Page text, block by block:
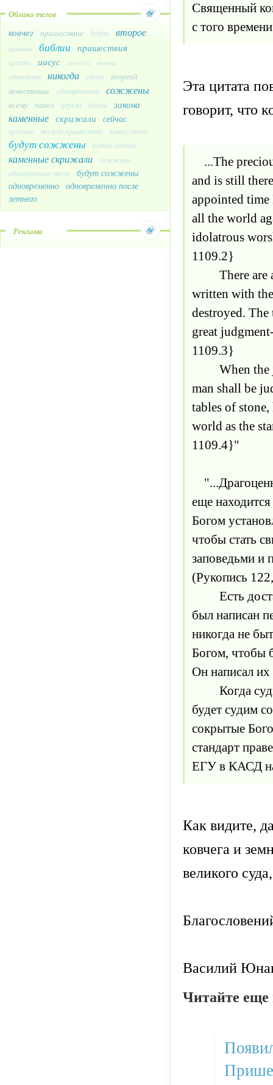
Облако тегов
ковчег пришествие будут второе
времени библии пришествия
христа иисус господь завета
станислав никогда света
георгий
нечестивые
одновременно сожжены
всему павел церкви богом закона
каменные скрижали сейчас
христос второе пришествие конец света
будут сожжены ковчег завета
каменные скрижали
сожжены
одновременно после
будут сожжены
одновременно одновременно после
летнего
Реклама
Священный
с того
Эта цитата
говорит, что
...The
and is still
appointed
all the world
idolatrous
1109.2}
There are
written with
destroyed.
great
1109.3}
When the
man shall be
tables of
world as the
1109.4}"
еще
Богом
чтобы стать
заповедьми и
(Рукопись
Есть
был написан
никогда не
Богом, чтобы
Он написал
Когда
будет судим
сокрытые
стандарт
ЕГУ в КАСД
Как видите,
ковчега и
великого
Василий
Читайте